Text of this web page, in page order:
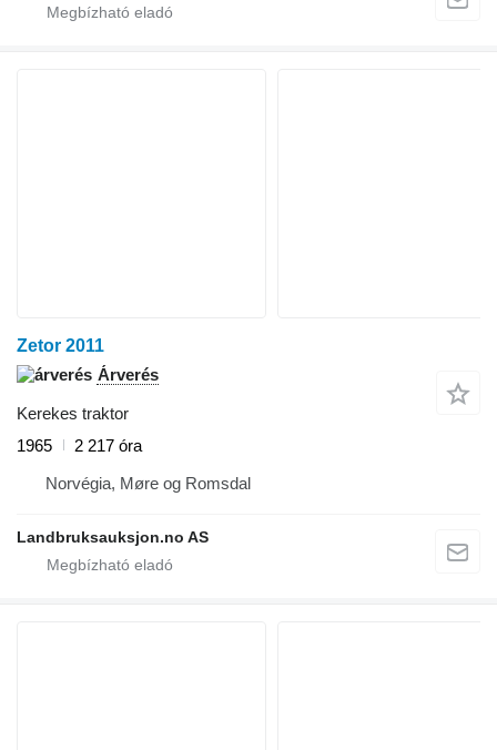
Zetor 2011
Árverés
Kerekes traktor
1965
2 217 óra
Norvégia, Møre og Romsdal
Landbruksauksjon.no AS